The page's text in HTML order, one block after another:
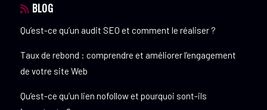
BLOG
Qu’est-ce qu’un audit SEO et comment le réaliser ?
Taux de rebond : comprendre et améliorer l’engagement
de votre site Web
Qu’est-ce qu’un lien nofollow et pourquoi sont-ils